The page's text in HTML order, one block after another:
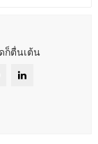
ก็ตื่นเต้น